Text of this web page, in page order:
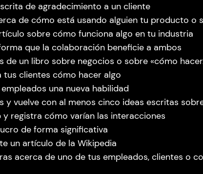
de agradecimiento a un cliente
de cómo está usando alguien tu producto o
sobre cómo funciona algo en tu industria
que la colaboración beneficie a ambos
de un libro sobre negocios o sobre «cómo
tus clientes cómo hacer algo
una nueva habilidad
y vuelve con al menos cinco ideas escritas
registra cómo varían las interacciones
de forma significativa
un artículo de la Wikipedia
acerca de uno de tus empleados, clientes o